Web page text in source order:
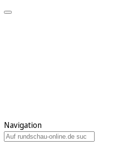
Navigation